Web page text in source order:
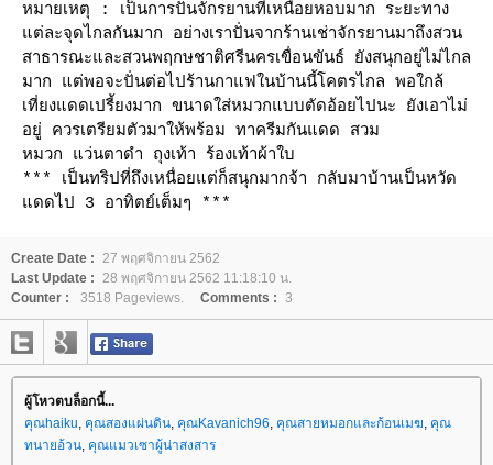
หมายเหตุ : เป็นการปั่นจักรยานที่เหนื่อยหอบมาก ระยะทาง
ต่ละจุดไกลกันมาก อย่างเราปั่นจากร้านเช่าจักรยานมาถึงสวน
สาธารณะและสวนพฤกษชาติศรีนครเขื่อนขันธ์ ยังสนุกอยู่ไม่ไกล
มาก แต่พอจะปั่นต่อไปร้านกาแฟในบ้านนี้โคตรไกล พอใกล้
เที่ยงแดดเปรี้ยงมาก ขนาดใส่หมวกแบบตัดอ้อยไปนะ ยังเอาไม่
อยู่ ควรเตรียมตัวมาให้พร้อม ทาครีมกันแดด สวม
หมวก แว่นตาดำ ถุงเท้า ร้องเท้าผ้าใบ
*** เป็นทริปที่ถึงเหนื่อยแต่ก็สนุกมากจ้า กลับมาบ้านเป็นหวัด
ดดไป 3 อาทิตย์เต็มๆ ***
Create Date : 27 พฤศจิกายน 2562
Last Update : 28 พฤศจิกายน 2562 11:18:10 น.
Counter :
3518 Pageviews. Comments : 3
ผู้โหวตบล็อกนี้...
คุณhaiku, คุณสองแผ่นดิน, คุณKavanich96, คุณสายหมอกและก้อนเมฆ, คุณ
ทนายอ้วน, คุณแมวเซาผู้น่าสงสาร